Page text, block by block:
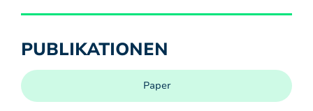
PUBLIKATIONEN
Paper